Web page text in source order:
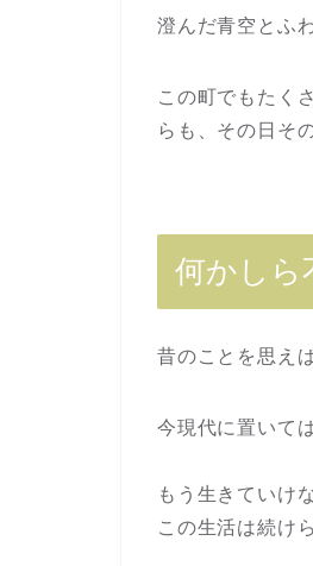
澄んだ青空とふ
この町でもたく
らも、その日そ
何かしら
昔のことを思え
今現代に置いて
もう生きていけ
この生活は続け